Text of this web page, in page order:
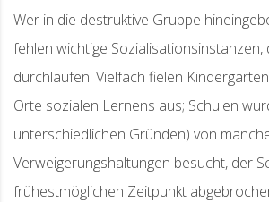
Wer in die destruktive Gruppe
fehlen wichtige Sozialisationsinstanzen,
durchlaufen. Vielfach fielen
Orte sozialen Lernens aus; Schulen
unterschiedlichen Gründen) von
Verweigerungshaltungen besucht, der
frühestmöglichen Zeitpunkt